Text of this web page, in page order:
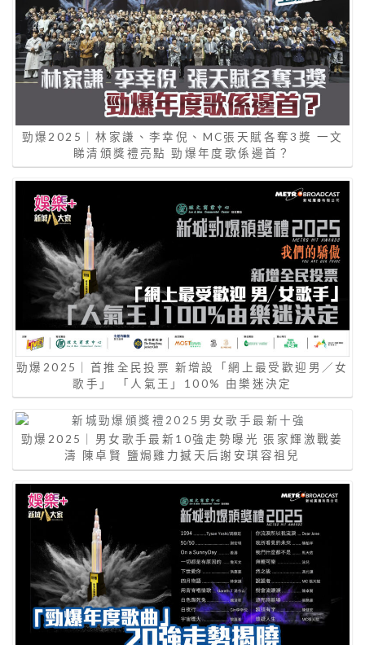
勁爆2025｜林家謙、李幸倪、MC張天賦各奪3獎 一文
睇清頒獎禮亮點 勁爆年度歌係邊首？
勁爆2025｜首推全民投票 新增設「網上最受歡迎男／女
歌手」 「人氣王」100% 由樂迷決定
勁爆2025｜男女歌手最新10強走勢曝光 張家輝激戰姜
濤 陳卓賢 鹽焗雞力撼天后謝安琪容祖兒